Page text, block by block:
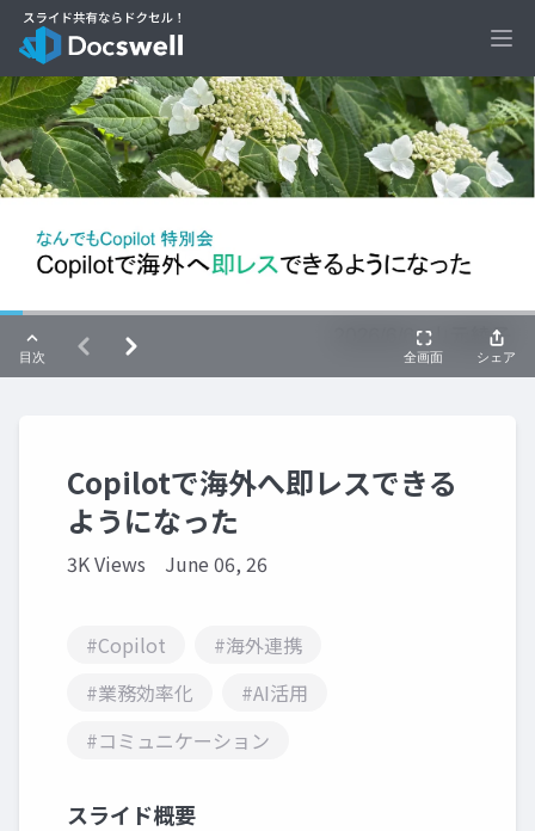
Copilotで海外へ即レスできる
ようになった
3K Views June 06, 26
#Copilot
#海外連携
#業務効率化
#AI活用
#コミュニケーション
スライド概要